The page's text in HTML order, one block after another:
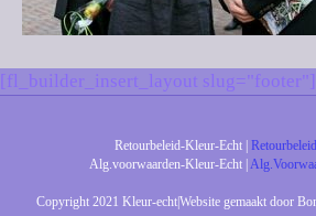
[fl_builder_insert_layout slug="footer"]
Retourbeleid-Kleur-Echt |
Alg.voorwaarden-Kleur-Echt |
Copyright 2021 Kleur-echt|Website gemaakt door